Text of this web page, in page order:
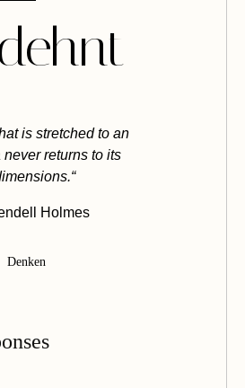
is stretched to an
returns to its
Holmes
Denken